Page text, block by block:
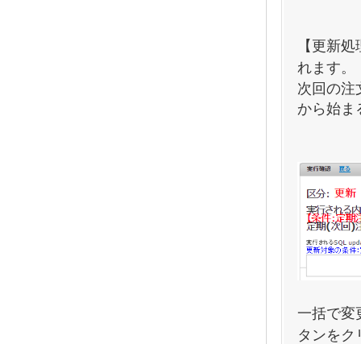
【更新
れます。
次回の注
から始ま
一括で変
タンをク